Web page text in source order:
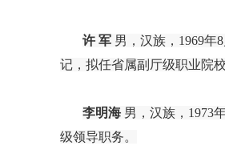
许 军 男，汉族， 1969年
记，拟任省属副厅级职业院
李明海 男，汉族， 1973
级领导职务。